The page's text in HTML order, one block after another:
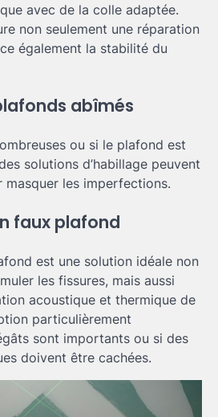
avec de la colle adaptée.
non seulement une réparation
également la stabilité du
abîmés
ou si le plafond est
solutions d’habillage peuvent
masquer les imperfections.
faux plafond
est une solution idéale non
les fissures, mais aussi
acoustique et thermique de
particulièrement
sont importants ou si des
doivent être cachées.